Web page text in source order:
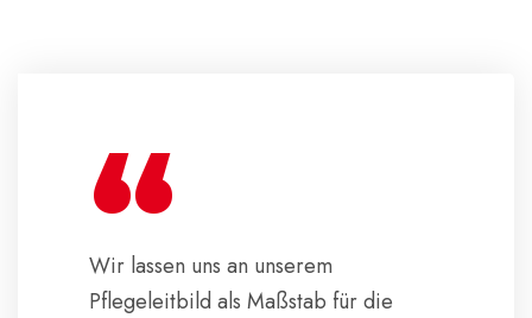
“
Wir lassen uns an unserem
Pflegeleitbild als Maßstab für die